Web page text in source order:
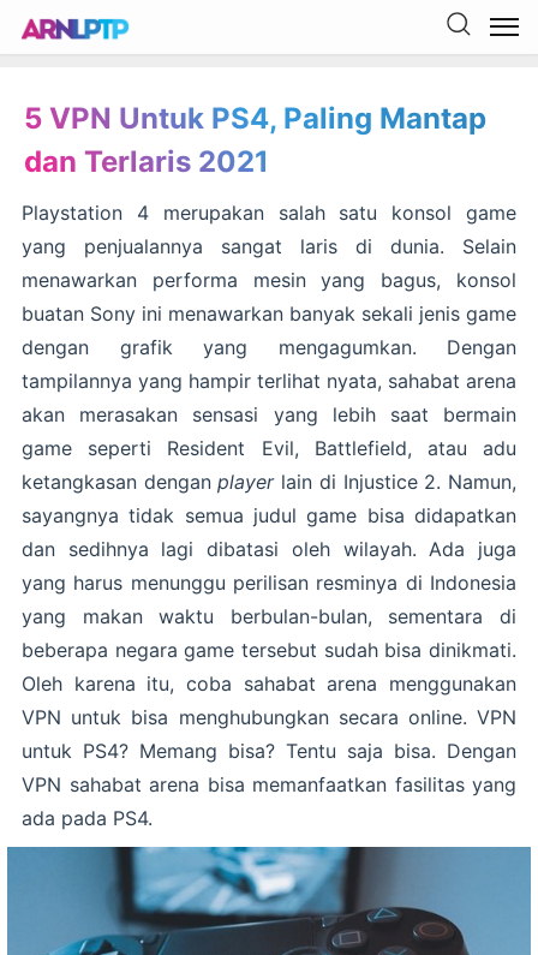
5 VPN Untuk PS4, Paling Mantap
dan Terlaris 2021
Playstation 4 merupakan salah satu konsol game
yang penjualannya sangat laris di dunia. Selain
menawarkan performa mesin yang bagus, konsol
buatan Sony ini menawarkan banyak sekali jenis game
dengan grafik yang mengagumkan. Dengan
tampilannya yang hampir terlihat nyata, sahabat arena
akan merasakan sensasi yang lebih saat bermain
game seperti Resident Evil, Battlefield, atau adu
ketangkasan denganplayerlain di Injustice 2. Namun,
sayangnya tidak semua judul game bisa didapatkan
dan sedihnya lagi dibatasi oleh wilayah. Ada juga
yang harus menunggu perilisan resminya di Indonesia
yang makan waktu berbulan-bulan, sementara di
beberapa negara game tersebut sudah bisa dinikmati.
Oleh karena itu, coba sahabat arena menggunakan
VPN untuk bisa menghubungkan secara online. VPN
untuk PS4? Memang bisa? Tentu saja bisa. Dengan
VPN sahabat arena bisa memanfaatkan fasilitas yang
ada pada PS4.